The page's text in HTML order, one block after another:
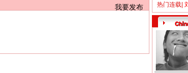
我要发布
热门连载